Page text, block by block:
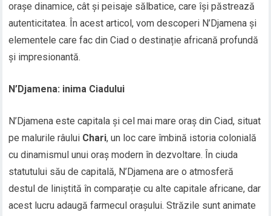
orașe dinamice, cât și peisaje sălbatice, care își păstrează
autenticitatea. În acest articol, vom descoperi N’Djamena și
elementele care fac din Ciad o destinație africană profundă
și impresionantă.
N’Djamena: inima Ciadului
N’Djamena este capitala și cel mai mare oraș din Ciad, situat
pe malurile râului Chari, un loc care îmbină istoria colonială
cu dinamismul unui oraș modern în dezvoltare. În ciuda
statutului său de capitală, N’Djamena are o atmosferă
destul de liniștită în comparație cu alte capitale africane, dar
acest lucru adaugă farmecul orașului. Străzile sunt animate